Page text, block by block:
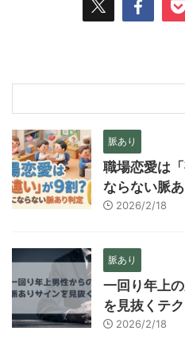
脈あり
職場恋愛は
ならない脈
2026/2/18
脈あり
一回り年上
を見抜くテ
2026/2/18